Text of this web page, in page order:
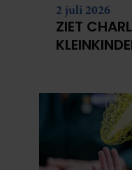
2 juli 2026
ZIET